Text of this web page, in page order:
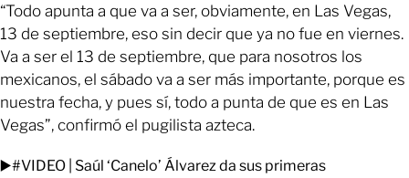
“Todo apunta a que va a ser, obviamente, en Las Vegas,
13 de septiembre, eso sin decir que ya no fue en viernes.
Va a ser el 13 de septiembre, que para nosotros los
mexicanos, el sábado va a ser más importante, porque es
nuestra fecha, y pues sí, todo a punta de que es en Las
Vegas”, confirmó el pugilista azteca.
▶️#VIDEO | Saúl ‘Canelo’ Álvarez da sus primeras